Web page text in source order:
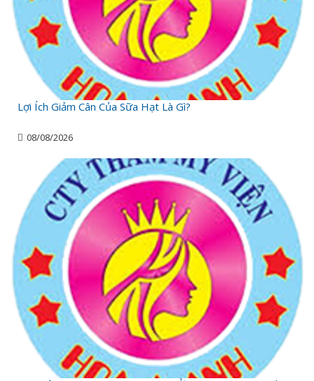
Lợi Ích Giảm Cân Của Sữa Hạt Là Gì?
08/08/2026